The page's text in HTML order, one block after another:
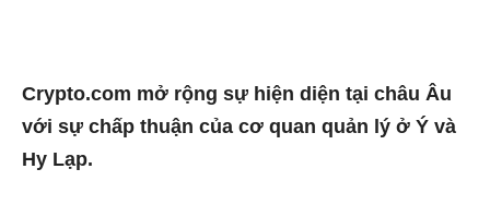
Crypto.com mở rộng sự hiện diện tại châu Âu
với sự chấp thuận của cơ quan quản lý ở Ý và
Hy Lạp.